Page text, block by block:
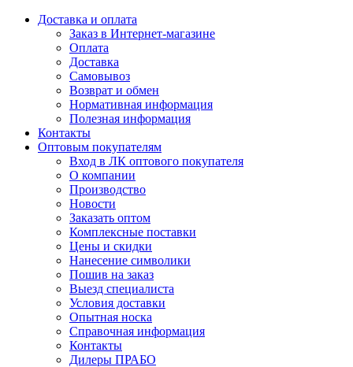
Доставка и оплата
Заказ в Интернет-магазине
Оплата
Доставка
Самовывоз
Возврат и обмен
Нормативная информация
Полезная информация
Контакты
Оптовым покупателям
Вход в ЛК оптового покупателя
О компании
Производство
Новости
Заказать оптом
Комплексные поставки
Цены и скидки
Нанесение символики
Пошив на заказ
Выезд специалиста
Условия доставки
Опытная носка
Справочная информация
Контакты
Дилеры ПРАБО